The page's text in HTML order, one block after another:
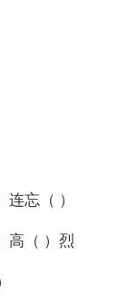
忘（ ）
（ ）烈